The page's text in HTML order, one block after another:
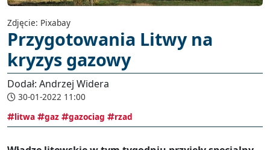
Zdjęcie: Pixabay
Przygotowania Litwy na
kryzys gazowy
Dodał: Andrzej Widera
30-01-2022 11:00
litwa
gaz gazociag rzad